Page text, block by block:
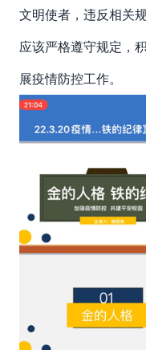
文明使者，违反相关
应该严格遵守规定，
展疫情防控工作。